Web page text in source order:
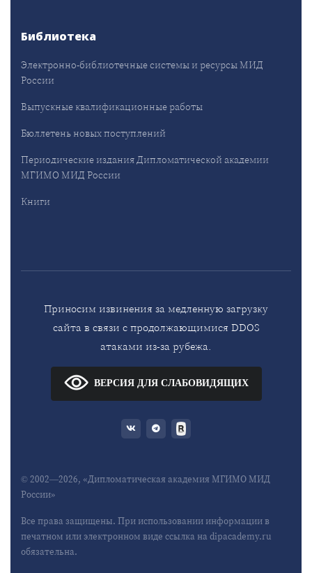
Библиотека
Электронно-библиотечные системы и ресурсы МИД
России
Выпускные квалификационные работы
Бюллетень новых поступлений
Периодические издания Дипломатической академии
МГИМО МИД России
Книги
Приносим извинения за медленную загрузку
сайта в связи с продолжающимися DDOS
атаками из-за рубежа.
ВЕРСИЯ ДЛЯ СЛАБОВИДЯЩИХ
© 2002—2026, «Дипломатическая академия МГИМО МИД
России»
Все права защищены. При использовании информации в
печатном или электронном виде ссылка на dipacademy.ru
обязательна.